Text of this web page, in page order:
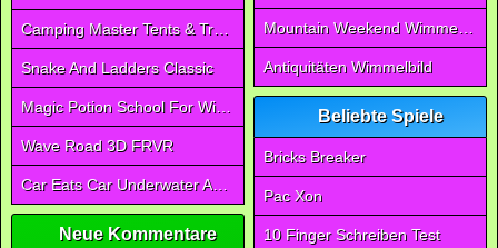
Camping Master Tents & Trees
Snake And Ladders Classic
Magic Potion School For Witch
Wave Road 3D FRVR
Car Eats Car Underwater Adventure FRVR
Neue Kommentare
Mountain Weekend Wimmelbild
Antiquitäten Wimmelbild
Beliebte Spiele
Bricks Breaker
Pac Xon
10 Finger Schreiben Test